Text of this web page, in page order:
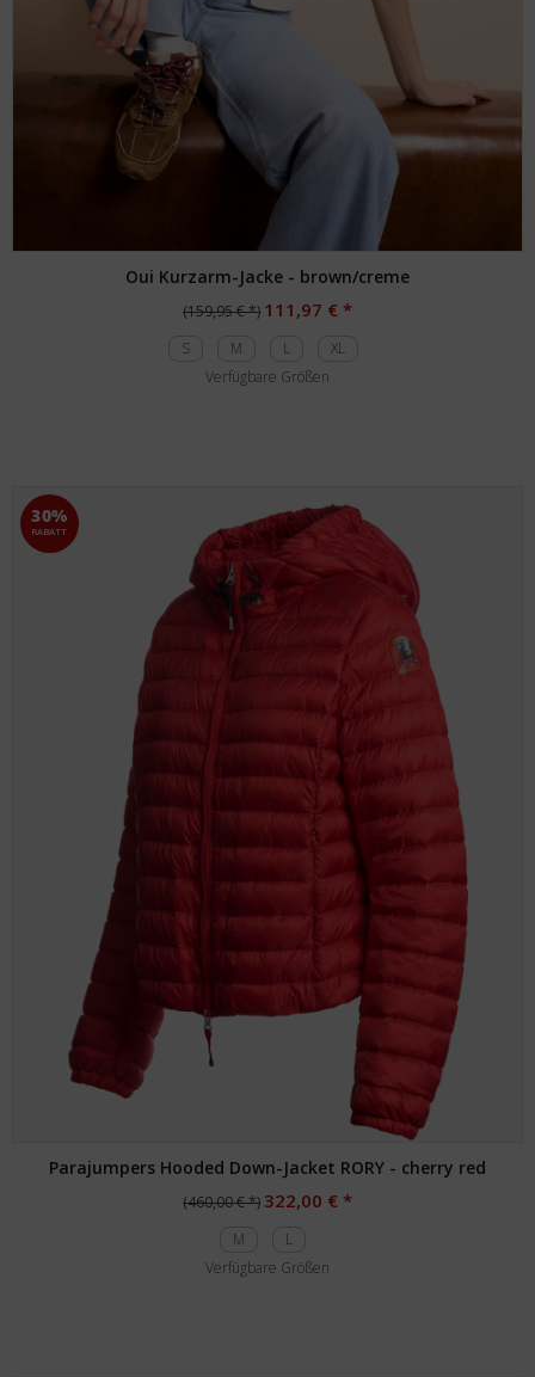
Oui Kurzarm-Jacke - brown/creme
(159,95 € *) 111,97 € *
S M L
XL
Verfügbare Größen
30%
RABATT
Parajumpers Hooded Down-Jacket RORY - cherry red
(460,00 € *)322,00 € *
M
L
Verfügbare Größen